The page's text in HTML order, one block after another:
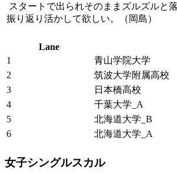
スタートで出られそのままズルズルと
振り返り活かして欲しい。（岡島）
Lane
1
青山学院大学
2
筑波大学附属高校
3
日本橋高校
4
千葉大学_A
5
北海道大学_B
6
北海道大学_A
女子シングルスカル